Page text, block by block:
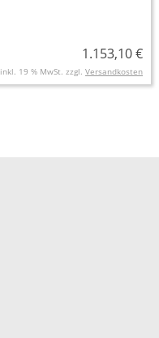
1.153,10 €
inkl. 19 % MwSt. zzgl. Versandkosten